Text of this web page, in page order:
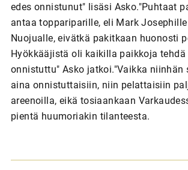
edes onnistunut" lisäsi Asko."Puhtaat
antaa toppariparille, eli Mark
Nuojualle, eivätkä pakitkaan huonosti
Hyökkääjistä oli kaikilla paikkoja tehdä
onnistuttu" Asko jatkoi."Vaikka niinhän
aina onnistuttaisiin, niin pelattaisiin
areenoilla, eikä tosiaankaan
pientä huumoriakin tilanteesta.